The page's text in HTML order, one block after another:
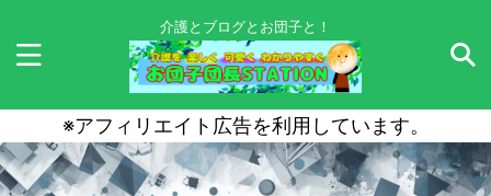
介護とブログとお団子と！
※アフィリエイト広告を利用しています。